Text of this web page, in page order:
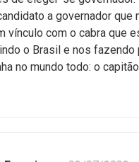
a governador que
vínculo com o cabra que
o Brasil e nos fazendo
no mundo todo: o